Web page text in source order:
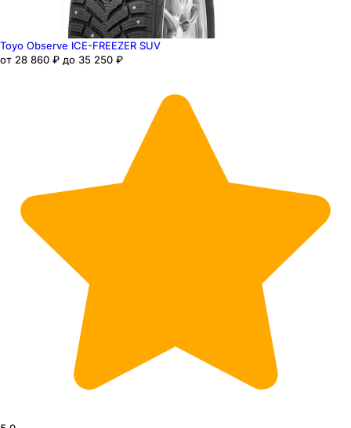
Toyo Observe ICE-FREEZER SUV
от 28 860 ₽ до 35 250 ₽